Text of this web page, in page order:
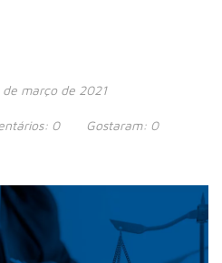
de março de 2021
0 Gostaram: 0